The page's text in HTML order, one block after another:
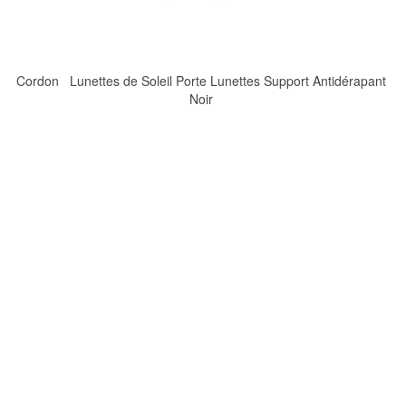
Cordon Lunettes de Soleil Porte Lunettes Support Antidérapant
Noir